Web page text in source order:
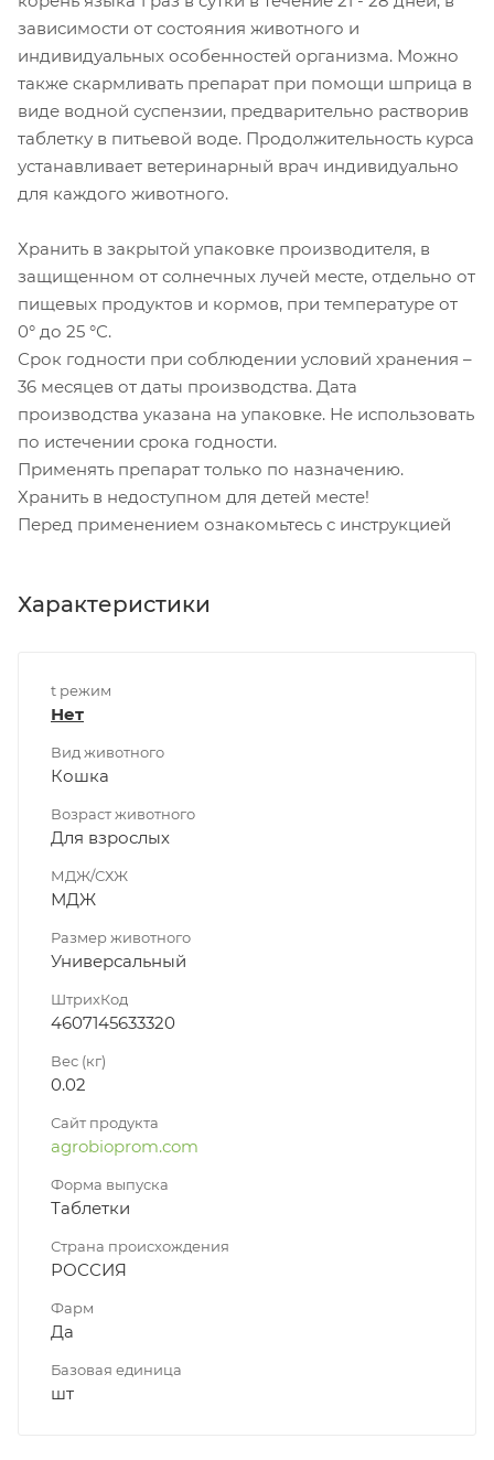
зависимости от состояния животного и
индивидуальных особенностей организма. Можно
также скармливать препарат при помощи шприца в
виде водной суспензии, предварительно растворив
таблетку в питьевой воде. Продолжительность курса
устанавливает ветеринарный врач индивидуально
для каждого животного.
Хранить в закрытой упаковке производителя, в
защищенном от солнечных лучей месте, отдельно от
пищевых продуктов и кормов, при температуре от
0° до 25 °С.
Срок годности при соблюдении условий хранения –
36 месяцев от даты производства. Дата
производства указана на упаковке. Не использовать
по истечении срока годности.
Применять препарат только по назначению.
Хранить в недоступном для детей месте!
Перед применением ознакомьтесь с инструкцией
Характеристики
t режим
Нет
Вид животного
Кошка
Возраст животного
Для взрослых
МДЖ/СХЖ
МДЖ
Размер животного
Универсальный
ШтрихКод
4607145633320
Вес (кг)
0.02
Сайт продукта
agrobioprom.com
Форма выпуска
Таблетки
Страна происхождения
РОССИЯ
Фарм
Да
Базовая единица
шт